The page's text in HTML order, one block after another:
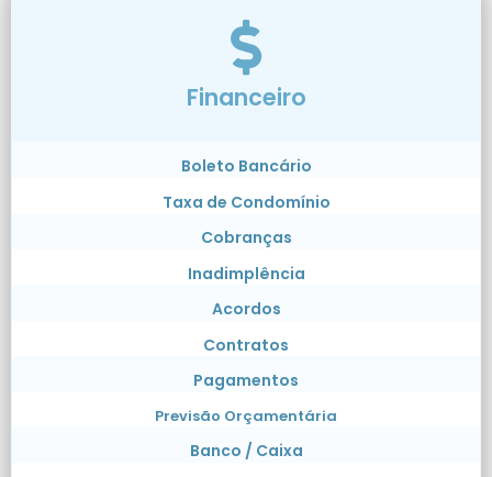
Financeiro
Boleto Bancário
Taxa de Condomínio
Cobranças
Inadimplência
Acordos
Contratos
Pagamentos
Previsão Orçamentária
Banco / Caixa